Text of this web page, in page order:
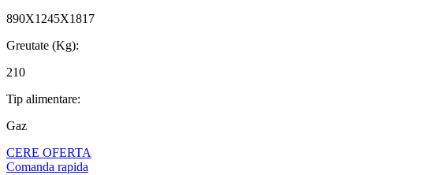
890X1245X1817
Greutate (Kg):
210
Tip alimentare:
Gaz
CERE OFERTA
Comanda rapida